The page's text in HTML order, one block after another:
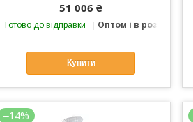
51 006 ₴
Готово до відправки Оптом і в роздріб
Купити
–14%